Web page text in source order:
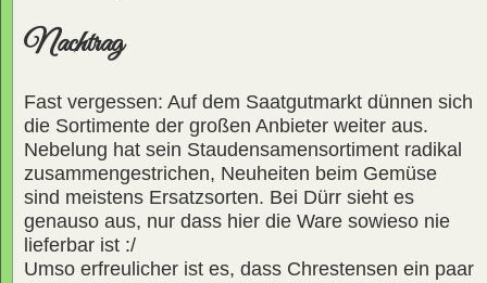
Nachtrag
Fast vergessen: Auf dem Saatgutmarkt dünnen sich
die Sortimente der großen Anbieter weiter aus.
Nebelung hat sein Staudensamensortiment radikal
zusammengestrichen, Neuheiten beim Gemüse
sind meistens Ersatzsorten. Bei Dürr sieht es
genauso aus, nur dass hier die Ware sowieso nie
lieferbar ist :/
Umso erfreulicher ist es, dass Chrestensen ein paar